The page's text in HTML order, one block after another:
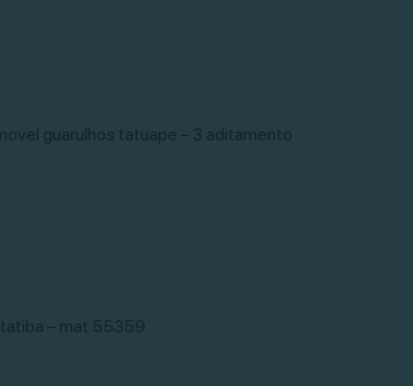
guarulhos tatuape – 3 aditamento
– mat 55359